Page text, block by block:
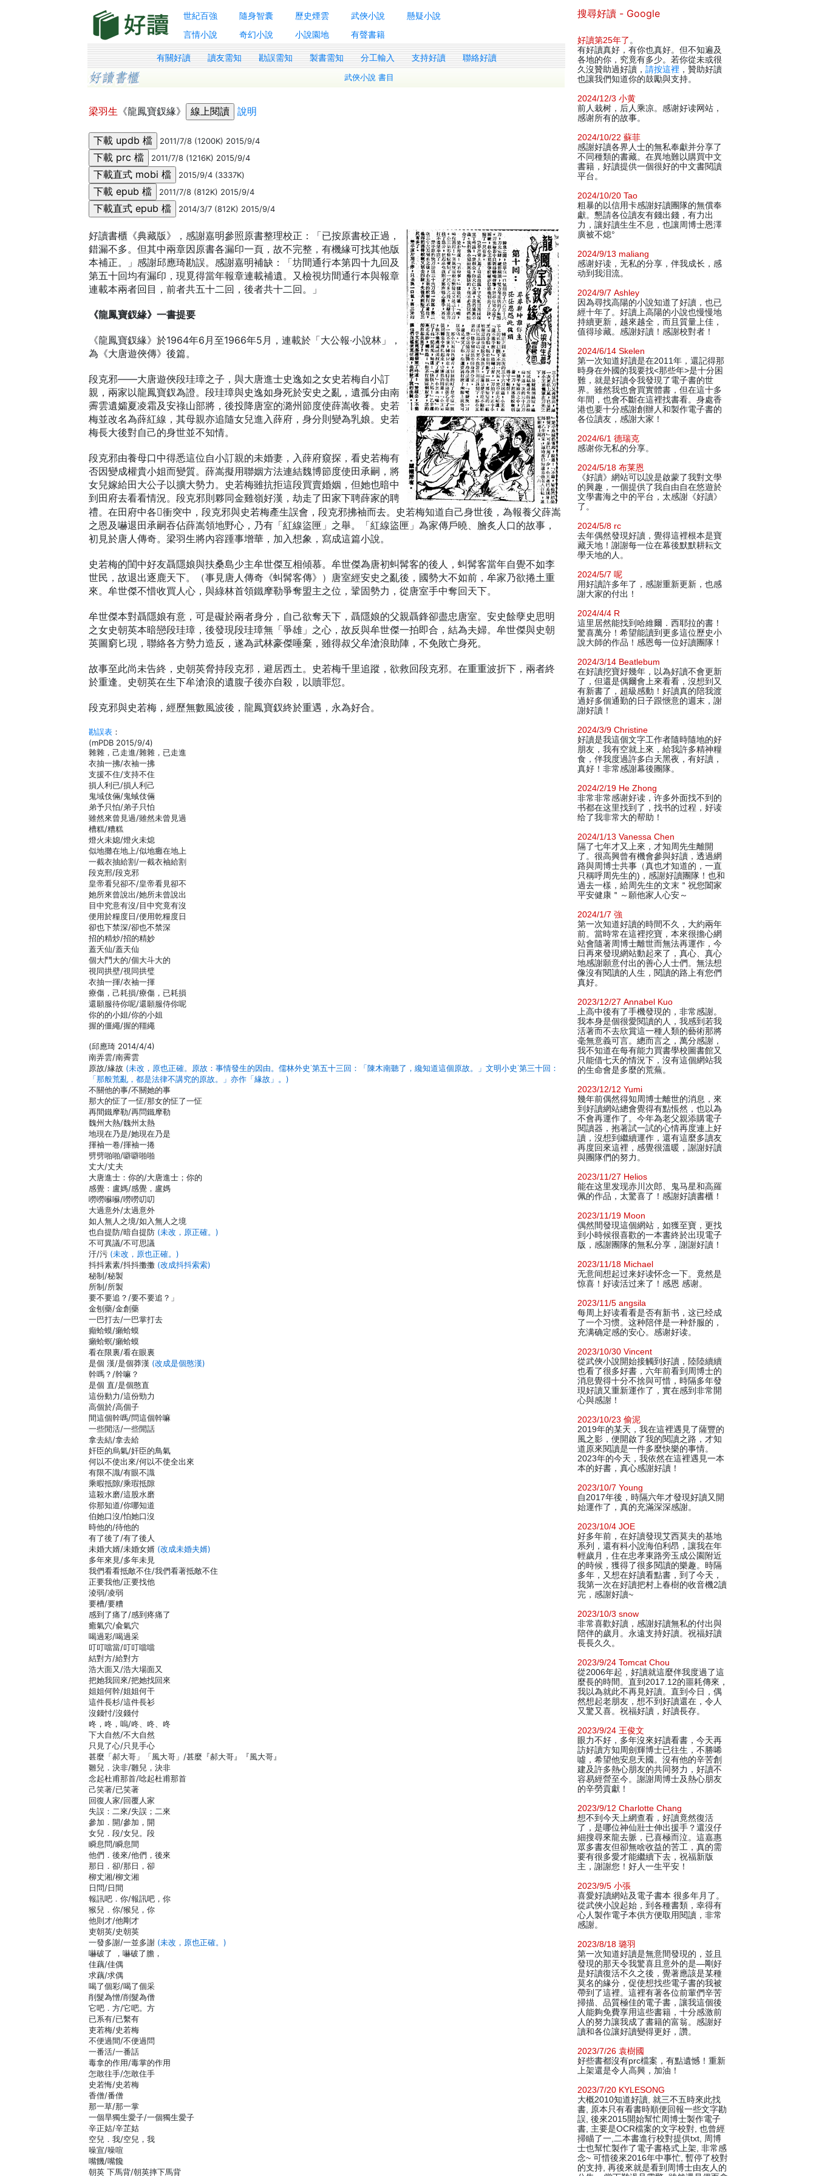
世紀百強 隨身智囊 歷史煙雲 武俠小說
懸疑小說
言情小說
奇幻小說 小說園地 有聲書籍
有關好讀 讀友需知 勘誤需知 製書需知 分工輸入 支持好讀 聯絡好讀
武俠小說 書目
梁羽生 《龍鳳寶釵緣》 說明
2011/7/8 (1200K) 2015/9/4
2011/7/8 (1216K) 2015/9/4
2015/9/4 (3337K)
2011/7/8 (812K) 2015/9/4
2014/3/7 (812K) 2015/9/4
好讀書櫃《典藏版》，感謝嘉明參照原書整理校正：「已按原書校正過，
錯漏不多。但其中兩章因原書各漏印一頁，故不完整，有機緣可找其他版
本補正。」感謝邱應琦勘誤。感謝嘉明補缺：「坊間通行本第四十九回及
第五十回均有漏印，現覓得當年報章連載補遺。又檢視坊間通行本與報章
連載本兩者回目，前者共五十二回，後者共十二回。」
《龍鳳寶釵緣》一書提要
《龍鳳寶釵緣》於1964年6月至1966年5月，連載於「大公報‧小說林」，
為《大唐遊俠傳》後篇。
段克邪——大唐遊俠段珪璋之子，與大唐進士史逸如之女史若梅自小訂
親，兩家以龍鳳寶釵為證。段珪璋與史逸如身死於安史之亂，遺孤分由南
霽雲遺孀夏凌霜及安祿山部將，後投降唐室的潞州節度使薛嵩收養。史若
梅並改名為薛紅線，其母親亦追隨女兒進入薛府，身分則變為乳娘。史若
梅長大後對自己的身世並不知情。
段克邪由養母口中得悉這位自小訂親的未婚妻，入薛府窺探，看史若梅有
否因變成權貴小姐而變質。薛嵩擬用聯姻方法連結魏博節度使田承嗣，將
女兒嫁給田大公子以擴大勢力。史若梅雖抗拒這段買賣婚姻，但她也暗中
到田府去看看情況。段克邪則夥同金雞嶺好漢，劫走了田家下聘薛家的聘
禮。在田府中各衝突中，段克邪與史若梅產生誤會，段克邪拂袖而去。史若梅知道自己身世後，為報養父薛嵩
之恩及嚇退田承嗣吞佔薛嵩領地野心，乃有「紅線盜匣」之舉。「紅線盜匣」為家傳戶曉、膾炙人口的故事，
初見於唐人傳奇。梁羽生將內容踵事增華，加入想象，寫成這篇小說。
史若梅的閨中好友聶隱娘與扶桑島少主牟世傑互相傾慕。牟世傑為唐初虯髯客的後人，虯髯客當年自覺不如李
世民，故退出逐鹿天下。（事見唐人傳奇《虯髯客傳》）唐室經安史之亂後，國勢大不如前，牟家乃欲捲土重
來。牟世傑不惜收買人心，與綠林首領鐵摩勒爭奪盟主之位，鞏固勢力，從唐室手中奪回天下。
牟世傑本對聶隱娘有意，可是礙於兩者身分，自己欲奪天下，聶隱娘的父親聶鋒卻盡忠唐室。安史餘孽史思明
之女史朝英本暗戀段珪璋，後發現段珪璋無「爭雄」之心，故反與牟世傑一拍即合，結為夫婦。牟世傑與史朝
英圖窮匕現，聯絡各方勢力造反，遂為武林豪傑唾棄，雖得叔父牟滄浪助陣，不免敗亡身死。
故事至此尚未告終，史朝英脅持段克邪，避居西土。史若梅千里追蹤，欲救回段克邪。在重重波折下，兩者終
於重逢。史朝英在生下牟滄浪的遺腹子後亦自殺，以贖罪愆。
段克邪與史若梅，經歷無數風波後，龍鳳寶釵終於重遇，永為好合。
勘誤表 ：
(mPDB 2015/9/4)
雜雜，己走進/雜雜，已走進
衣抽一拂/衣袖一拂
支援不住/支持不住
損人利已/損人利己
鬼域伎倆/鬼蜮伎倆
弟予只怕/弟子只怕
雖然來曾見過/雖然未曾見過
槽糕/糟糕
燈火未媳/燈火未熄
似地攤在地上/似地癱在地上
一截衣抽給割/一截衣袖給割
段克邢/段克邪
皇帝看兒卻不/皇帝看見卻不
她所來曾說出/她所未曾說出
目中究意有沒/目中究竟有沒
便用於糧度日/便用乾糧度日
卻也下禁深/卻也不禁深
招的精炒/招的精妙
蓋夭仙/蓋天仙
個大鬥大的/個大斗大的
視同拱壁/視同拱璧
衣抽一揮/衣袖一揮
療傷，己耗損/療傷，已耗損
還願服待你呢/還願服侍你呢
你的的小姐/你的小姐
握的僵繩/握的韁繩
(邱應琦 2014/4/4)
南弄雲/南霽雲
原故/緣故 (未改，原也正確。原故：事情發生的因由。儒林外史˙第五十三回：「陳木南聽了，纔知道這個原故。」文明小史˙第三十回：
「那般荒亂，都是法律不講究的原故。」亦作「緣故」。)
不關他的事/不關她的事
那大的怔了一怔/那女的怔了一怔
再間鐵摩勒/再問鐵摩勒
魏州大熱/魏州太熱
地現在乃是/她現在乃是
揮袖一卷/揮袖一捲
劈劈啪啪/噼噼啪啪
丈大/丈夫
大唐進士：你的/大唐進士；你的
感覺：盧媽/感覺，盧媽
嘮嘮囌囌/嘮嘮叨叨
大過意外/太過意外
如人無人之境/如入無人之境
也自提防/暗自提防 (未改，原正確。)
不可異議/不可思議
汙/污 (未改，原也正確。)
抖抖素素/抖抖擻擻 (改成抖抖索索)
秘制/秘製
所制/所製
要不要追？/要不要追？」
金刨藥/金創藥
一巴打去/一巴掌打去
癲蛤蟆/癩蛤蟆
癩蛤螟/癩蛤蟆
看在限裏/看在眼裏
是個 漢/是個莽漢 (改成是個憨漢)
幹嗎？/幹嘛？
是個 直/是個憨直
這份動力/這份勁力
高個於/高個子
間這個幹嗎/問這個幹嘛
一些閒活/一些閒話
拿去結/拿去給
奸臣的烏氣/奸臣的鳥氣
何以不使出來/何以不使全出來
有限不識/有眼不識
乘暇抵隙/乘瑕抵隙
這殺水磨/這股水磨
你那知道/你哪知道
伯她口沒/怕她口沒
時他的/待他的
有了後了/有了後人
未婚大婿/未婚女婿 (改成未婚夫婿)
多年來見/多年未見
我們看看抵敵不住/我們看著抵敵不住
正要我他/正要找他
淩弱/凌弱
要槽/要糟
感到了痛了/感到疼痛了
癒氣穴/兪氣穴
喝過彩/喝過采
叮叮噹當/叮叮噹噹
結對方/給對方
浩大面又/浩大場面又
把她我回來/把她找回來
姐姐何幹/姐姐何干
這件長杉/這件長衫
沒錢忖/沒錢付
咚，咚，嗚/咚、咚、咚
下大自然/不大自然
只見了心/只見手心
甚麼「郝大哥」「風大哥」/甚麼『郝大哥』『風大哥』
雛兒．決非/雛兒，決非
念起杜甫那首/唸起杜甫那首
己笑著/已笑著
回復人家/回覆人家
失誤：二來/失誤；二來
參加．開/參加，開
女兒．段/女兒。段
瞬息問/瞬息間
他們．後來/他們，後來
那日．卻/那日，卻
柳丈湘/柳文湘
日問/日間
報訊吧．你/報訊吧，你
猴兒．你/猴兒，你
他則才/他剛才
吏朝英/史朝英
一發多謝/一並多謝 (未改，原也正確。)
嚇破了 ，嚇破了膽，
佳藕/佳偶
求藕/求偶
喝了個彩/喝了個采
削髮為憎/削髮為僧
它吧．方/它吧。方
已系有/已繫有
吏若梅/史若梅
不便過間/不便過問
一番活/一番話
毒拿的作用/毒掌的作用
怎敢往手/怎敢住手
史若悔/史若梅
香僧/番僧
那一草/那一掌
一個旱獨生愛子/一個獨生愛子
辛正姑/辛芷姑
空兒．我/空兒，我
噪宣/噪喧
嘴饑/嘴饞
朝英 下馬背/朝英摔下馬背
搜尋好讀 - Google
好讀第25年了 。
有好讀真好，有你也真好。但不知遍及
各地的你，究竟有多少。若你從未或很
久沒贊助過好讀， 請按這裡 ，贊助好讀
也讓我們知道你的鼓勵與支持。
2024/12/3 小黄
前人栽树，后人乘凉。感谢好读网站，
感谢所有的故事。
2024/10/22 蘇菲
感謝好讀各界人士的無私奉獻并分享了
不同種類的書藏。在異地難以購買中文
書籍，好讀提供一個很好的中文書閱讀
平台。
2024/10/20 Tao
粗暴的以信用卡感謝好讀團隊的無償奉
獻。懇請各位讀友有錢出錢，有力出
力，讓好讀生生不息，也讓周博士恩澤
廣被不熄°
2024/9/13 maliang
感谢好读，无私的分享，伴我成长，感
动到我泪流。
2024/9/7 Ashley
因為尋找高陽的小說知道了好讀，也已
經十年了。好讀上高陽的小說也慢慢地
持續更新，越來越全，而且質量上佳，
值得珍藏。感謝好讀！感謝校對者！
2024/6/14 Skelen
第一次知道好讀是在2011年，還記得那
時身在外國的我要找<那些年>是十分困
難，就是好讀令我發現了電子書的世
界。雖然我也會買實體書，但在這十多
年間，也會不斷在這裡找書看。身處香
港也要十分感謝創辦人和製作電子書的
各位讀友，感謝大家！
2024/6/1 德瑞克
感谢你无私的分享。
2024/5/18 布莱恩
《好讀》網站可以說是啟蒙了我對文學
的興趣，一個提供了我自由自在悠遊於
文學書海之中的平台，太感謝《好讀》
了。
2024/5/8 rc
去年偶然發現好讀，覺得這裡根本是寶
藏天地！謝謝每一位在幕後默默耕耘文
學天地的人。
2024/5/7 呢
用好讀許多年了，感謝重新更新，也感
謝大家的付出！
2024/4/4 R
這里居然能找到哈維爾．西耶拉的書！
驚喜萬分！希望能讀到更多這位歷史小
說大師的作品！感恩每一位好讀團隊！
2024/3/14 Beatlebum
在好讀挖寶好幾年，以為好讀不會更新
了，但還是偶爾會上來看看，沒想到又
有新書了，超級感動！好讀真的陪我渡
過好多個通勤的日子跟愜意的週末，謝
謝好讀！
2024/3/9 Christine
好讀是我這個文字工作者隨時隨地的好
朋友，我有空就上來，給我許多精神糧
食，伴我度過許多白天黑夜，有好讀，
真好！非常感謝幕後團隊。
2024/2/19 He Zhong
非常非常感谢好读，许多外面找不到的
书都在这里找到了，找书的过程，好读
给了我非常大的帮助！
2024/1/13 Vanessa Chen
隔了七年才又上來，才知周先生離開
了。很高興曾有機會參與好讀，透過網
路與周博士共事（真也才知道的，一直
只稱呼周先生的)，感謝好讀團隊！也和
過去一樣，給周先生的文末＂祝您闔家
平安健康＂～願他家人心安～
2024/1/7 強
第一次知道好讀的時間不久，大約兩年
前。當時常在這裡挖寶，本來很擔心網
站會隨著周博士離世而無法再運作，今
日再來發現網站動起來了，真心、真心
地感謝願意付出的善心人士們。無法想
像沒有閱讀的人生，閱讀的路上有您們
真好。
2023/12/27 Annabel Kuo
上高中後有了手機發現的，非常感謝。
我本身是個很愛閱讀的人，我感到若我
活著而不去欣賞這一種人類的藝術那將
毫無意義可言。總而言之，萬分感謝，
我不知道在每有能力買書學校圖書館又
只能借七天的情況下，沒有這個網站我
的生命會是多麼的荒蕪。
2023/12/12 Yumi
幾年前偶然得知周博士離世的消息，來
到好讀網站總會覺得有點悵然，也以為
不會再運作了。今年為老父親添購電子
閱讀器，抱著試一試的心情再度連上好
讀，沒想到繼續運作，還有這麼多讀友
再度回來這裡，感覺很溫暖，謝謝好讀
與團隊們的努力。
2023/11/27 Helios
能在这里发现赤川次郎、鬼马星和高羅
佩的作品，太驚喜了！感謝好讀書櫃！
2023/11/19 Moon
偶然間發現這個網站，如獲至寶，更找
到小時候很喜歡的一本書終於出現電子
版，感謝團隊的無私分享，謝謝好讀！
2023/11/18 Michael
无意间想起过来好读怀念一下。竟然是
惊喜！好读活过来了！感恩 感谢。
2023/11/5 angsila
每周上好读看看是否有新书，这已经成
了一个习惯。这种陪伴是一种舒服的，
充满确定感的安心。感谢好读。
2023/10/30 Vincent
從武俠小說開始接觸到好讀，陸陸續續
也看了很多好書，六年前看到周博士的
消息覺得十分不捨與可惜，時隔多年發
現好讀又重新運作了，實在感到非常開
心與感謝！
2023/10/23 偷泥
2019年的某天，我在這裡遇見了薩豐的
風之影，便開啟了我的閱讀之路，才知
道原來閱讀是一件多麼快樂的事情。
2023年的今天，我依然在這裡遇見一本
本的好書，真心感謝好讀！
2023/10/7 Young
自2017年後，時隔六年才發現好讀又開
始運作了，真的充滿深深感謝。
2023/10/4 JOE
好多年前，在好讀發現艾西莫夫的基地
系列，還有科小說海伯利昂，讓我在年
輕歲月，住在忠孝東路旁玉成公園附近
的時候，獲得了很多閱讀的樂趣。時隔
多年，又想在好讀看點書，到了今天，
我第一次在好讀把村上春樹的收音機2讀
完，感謝好讀~
2023/10/3 snow
非常喜歡好讀，感謝好讀無私的付出與
陪伴的歲月。永遠支持好讀。祝福好讀
長長久久。
2023/9/24 Tomcat Chou
從2006年起，好讀就這麼伴我度過了這
麼長的時間。直到2017.12的噩耗傳來，
我以為就此不再見好讀。直到今日，偶
然想起老朋友，想不到好讀還在，令人
又驚又喜。祝福好讀，好讀長存。
2023/9/24 王俊文
眼力不好，多年沒來好讀看書，今天再
訪好讀方知周劍輝博士已往生，不勝唏
噓，希望他安息天國。沒有他的辛苦創
建及許多熱心朋友的共同努力，好讀不
容易經營至今。謝謝周博士及熱心朋友
的辛勞貢獻！
2023/9/12 Charlotte Chang
想不到今天上網查看，好讀竟然復活
了，是哪位神仙壯士伸出援手？還沒仔
細搜尋來龍去脈，已喜極而泣。這嘉惠
眾多書友但卻無啥收益的苦工，真的需
要有很多愛才能繼續下去，祝福新版
主，謝謝您！好人一生平安！
2023/9/5 小張
喜愛好讀網站及電子書本 很多年月了。
從武俠小說起始，到各種書類，幸得有
心人製作電子本供方便取用閱讀，非常
感謝。
2023/8/18 璐羽
第一次知道好讀是無意間發現的，並且
發現的那天令我驚喜且意外的是—剛好
是好讀復活不久之後，覺著應該是某種
莫名的緣分，促使想找些電子書的我被
帶到了這裡。這裡有著各位前輩們辛苦
掃描、品質極佳的電子書，讓我這個後
人能夠免費享用這些書籍，十分感激前
人的努力讓我成了書籍的富翁。感謝好
讀和各位讓好讀變得更好，讚。
2023/7/26 袁樹國
好些書都沒有prc檔案，有點遺憾！重新
上架還是令人高興，加油！
2023/7/20 KYLESONG
大概2010知道好讀, 就三不五時來此找
書, 原本只有看書時順便回報一些文字勘
誤, 後來2015開始幫忙周博士製作電子
書, 主要是OCR檔案的文字校對, 也曾經
掃瞄了一,二本書進行校對提供txt, 周博
士也幫忙製作了電子書格式上架, 非常感
念~ 可惜後來2016年中事忙, 暫停了校對
的支持, 再後來就是看到周博士由友人的